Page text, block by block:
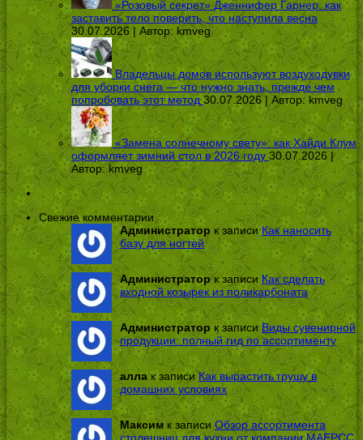
«Розовый секрет» Дженнифер Гарнер: как
заставить тело поверить, что наступила весна
30.07.2026 | Автор:kmveg
Владельцы домов используют воздуходувки
для уборки снега — что нужно знать, прежде чем
попробовать этот метод 30.07.2026 | Автор: kmveg
«Замена солнечному свету»: как Хайди Клум
оформляет зимний стол в 2026 году 30.07.2026 |
Автор:kmveg
Свежие комментарии
Администраторк записиКак наносить
базу для ногтей
Администраторк записиКак сделать
входной козырек из поликарбоната
Администраторк записиВиды сувенирной
продукции: полный гид по ассортименту
алла к записиКак вырастить грушу в
домашних условиях
Максимк записи Обзор ассортимента